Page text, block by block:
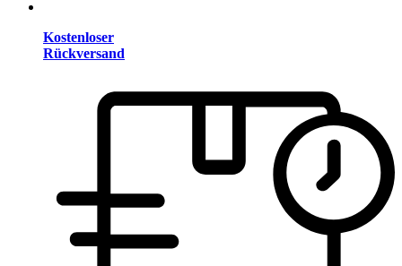
Kostenloser
Rückversand